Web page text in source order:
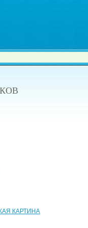
КАРТИНА